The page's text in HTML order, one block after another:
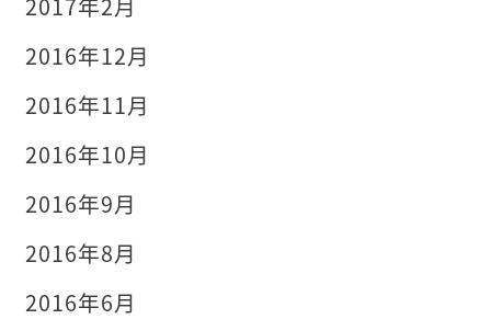
2016年12月
2016年11月
2016年10月
2016年9月
2016年8月
2016年6月